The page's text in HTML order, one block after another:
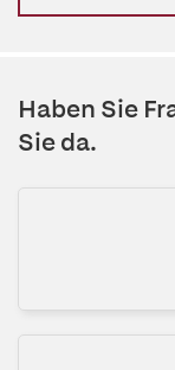
Haben Sie
Sie da.